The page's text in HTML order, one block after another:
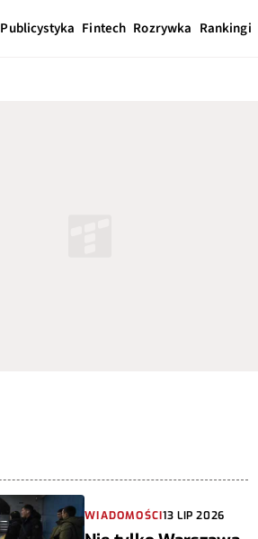
Publicystyka Fintech Rozrywka Rankingi
WIADOMOŚCI13 LIP 2026